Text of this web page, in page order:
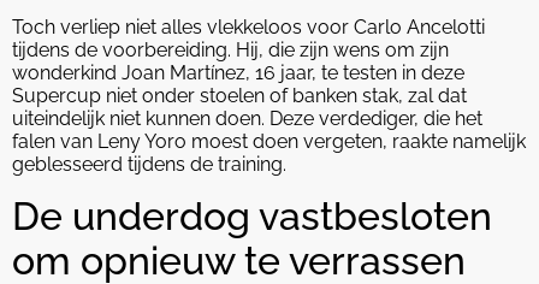
Toch verliep niet alles vlekkeloos voor Carlo Ancelotti
tijdens de voorbereiding. Hij, die zijn wens om zijn
wonderkind Joan Martínez, 16 jaar, te testen in deze
Supercup niet onder stoelen of banken stak, zal dat
uiteindelijk niet kunnen doen. Deze verdediger, die het
falen van Leny Yoro moest doen vergeten, raakte namelijk
geblesseerd tijdens de training.
De underdog vastbesloten
om opnieuw te verrassen